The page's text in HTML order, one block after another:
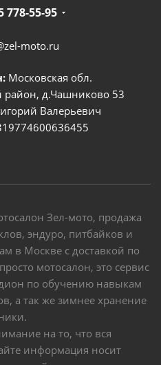
778-55-95
moto.ru
Московская обл.
район, д.Чашниково 53
Валерьевич
Зел-мото, продажа
эндуро, питбайков и
в Москве с доставкой по
мотосалон, это сервис
по обучению навыкам
а так же зимнее хранение
на то, что вся
информация носит